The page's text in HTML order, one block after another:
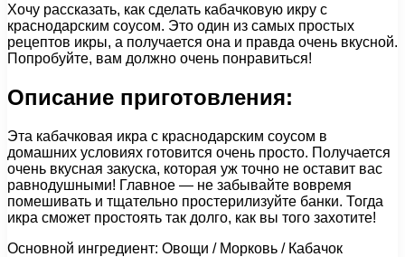
Хочу рассказать, как сделать кабачковую икру с
краснодарским соусом. Это один из самых простых
рецептов икры, а получается она и правда очень вкусной.
Попробуйте, вам должно очень понравиться!
Описание приготовления:
Эта кабачковая икра с краснодарским соусом в
домашних условиях готовится очень просто. Получается
очень вкусная закуска, которая уж точно не оставит вас
равнодушными! Главное — не забывайте вовремя
помешивать и тщательно простерилизуйте банки. Тогда
икра сможет простоять так долго, как вы того захотите!
Основной ингредиент: Овощи / Морковь / Кабачок